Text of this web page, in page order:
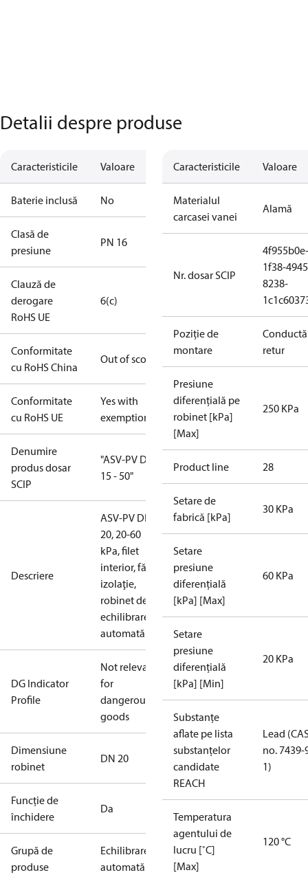
Detalii despre produse
Caracteristicile Valoare
Baterie inclusă No
Clasă de
presiune
PN 16
Clauză de
derogare
RoHS UE
6(c)
Conformitate
cu RoHS China
Out of scope
Conformitate
cu RoHS UE
Yes with
exemptions
Denumire
produs dosar
SCIP
"ASV-PV DN
15 - 50"
Descriere
ASV-PV DN
20, 20-60
kPa, filet
interior, fără
izolaţie,
robinet de
echilibrare
automată
DG Indicator
Profile
Not relevant
for
dangerous
goods
Dimensiune
robinet
DN 20
Funcție de
închidere
Da
Grupă de
produse
Echilibrare
automată
Caracteristicile Valoare
Materialul
carcasei vanei
Alamă
Nr. dosar SCIP
4f955b0e-
1f38-
8238-
Poziție de
montare
retur
Presiune
diferențială pe
robinet [kPa]
[Max]
250 KPa
Product line 28
Setare de
fabrică [kPa]
30 KPa
Setare
presiune
diferențială
[kPa] [Max]
60 KPa
Setare
presiune
diferențială
[kPa] [Min]
20 KPa
Substanțe
aflate pe lista
substanțelor
candidate
REACH
Lead
no. 7439-
1)
Temperatura
agentului de
lucru [˚C]
[Max]
120 °C